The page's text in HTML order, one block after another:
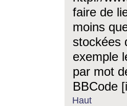
faire de
moins
stockées
exemple
par mot
BBCode
Haut